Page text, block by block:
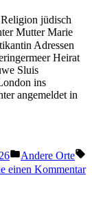
jüdisch
Mutter Marie
Adressen
Heirat
Sluis
ins
angemeldet in
Veröffentlicht
in
Andere Orte
einen Kommentar